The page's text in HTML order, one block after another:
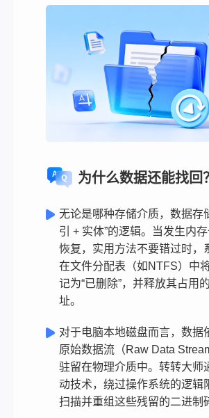
为什么数据还能找回？
无论是哪种存储介质，数据存
引 + 实体”的逻辑。当发生内
恢复，实用方法不要错过时，
在文件分配表（如NTFS）中
记为“已删除”，并释放其占用
址。
对于电脑本地磁盘而言，数据
原始数据流（Raw Data
驻留在物理介质中。转转大师
动技术，绕过操作系统的逻辑
扫描并重组这些残留的二进制